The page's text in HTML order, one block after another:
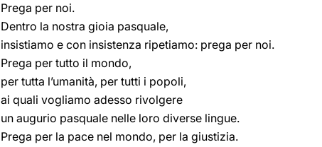
Prega per noi.
Dentro la nostra gioia pasquale,
insistiamo e con insistenza ripetiamo: prega per noi.
Prega per tutto il mondo,
per tutta l’umanità, per tutti i popoli,
ai quali vogliamo adesso rivolgere
un augurio pasquale nelle loro diverse lingue.
Prega per la pace nel mondo, per la giustizia.